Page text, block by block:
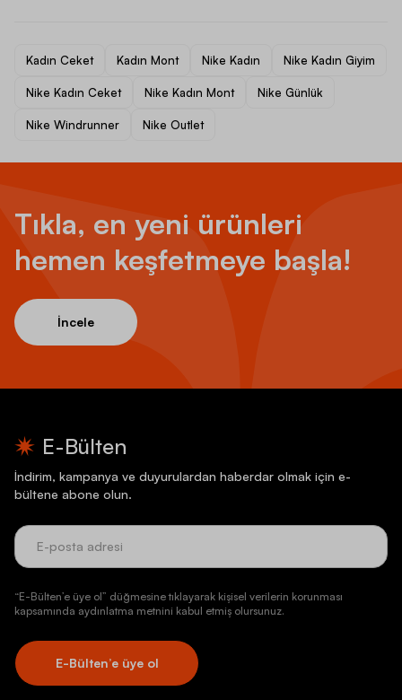
Kadın Ceket Kadın Mont Nike Kadın Nike Kadın Giyim
Nike Kadın Ceket Nike Kadın Mont Nike Günlük
Nike Windrunner Nike Outlet
Tıkla, en yeni ürünleri
hemen keşfetmeye başla!
İncele
E-Bülten
İndirim, kampanya ve duyurulardan haberdar olmak için e-
bültene abone olun.
“E-Bülten’e üye ol” düğmesine tıklayarak kişisel verilerin korunması
kapsamında aydınlatma metnini kabul etmiş olursunuz.
E-Bülten’e üye ol